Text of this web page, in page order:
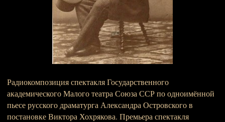
Радиокомпозиция спектакля Государственного
академического Малого театра Союза ССР по одноимённой
пьесе русского драматурга Александра Островского в
постановке Виктора Хохрякова. Премьера спектакля